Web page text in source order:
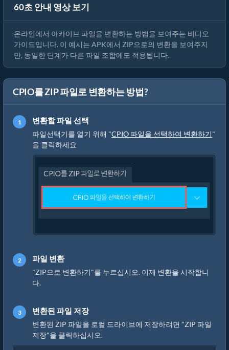
60초 안내 영상 보기
ezyZip을 사용하여 아카이브 파일을 변환하는 방법
온라인에서 아카이브 파일을 변환하는 방법을 보여주는 비디오
가이드입니다. 이 예시는 APK에서 ZIP으로의 변환을 보여주지
만, 동일한 단계가 다른 파일 조합에도 적용됩니다.
CPIO를 ZIP 파일로 변환하는 방법?
변환할 파일 선택
파일선택기를 열기 위해 "CPIO 파일을 선택하여 변환하기"
을 클릭하세요
파일 변환
"ZIP으로 변환하기"를 누르십시오. 이제 변환을 시작합니
다.
변환된 파일 저장
변환된 ZIP 파일을 로컬 드라이브에 저장하려면 "ZIP 파일
저장"을 클릭하십시오.